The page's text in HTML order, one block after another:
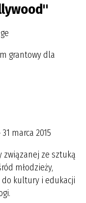
grantowy dla
marca 2015
związanej ze sztuką
młodzieży,
kultury i edukacji